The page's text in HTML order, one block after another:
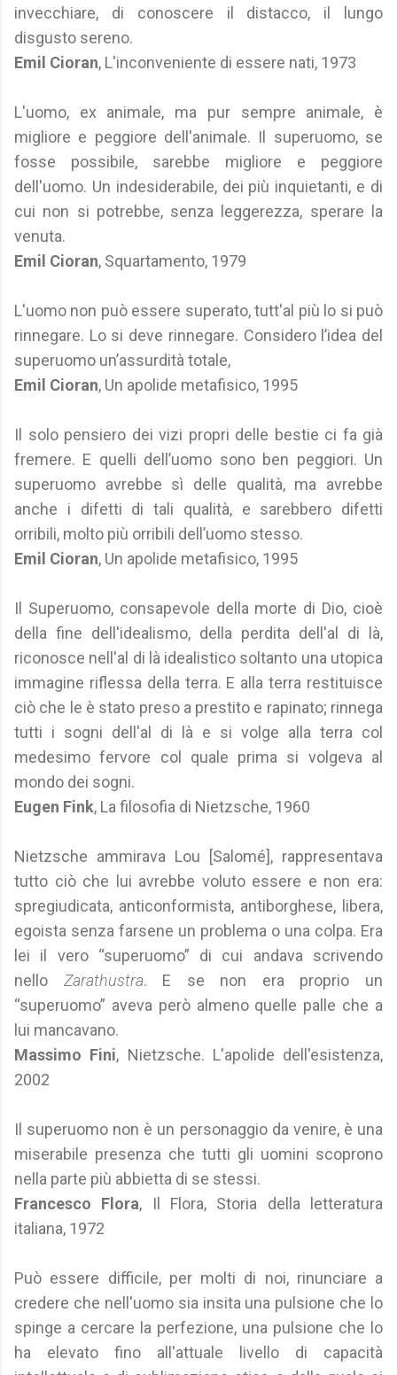
invecchiare, di conoscere il distacco, il lungo
disgusto sereno.
Emil Cioran, L'inconveniente di essere nati, 1973
L'uomo, ex animale, ma pur sempre animale, è
migliore e peggiore dell'animale. Il superuomo, se
fosse possibile, sarebbe migliore e peggiore
dell'uomo. Un indesiderabile, dei più inquietanti, e di
cui non si potrebbe, senza leggerezza, sperare la
venuta.
Emil Cioran, Squartamento, 1979
L'uomo non può essere superato, tutt'al più lo si può
rinnegare. Lo si deve rinnegare. Considero l’idea del
superuomo un’assurdità totale,
Emil Cioran, Un apolide metafisico, 1995
Il solo pensiero dei vizi propri delle bestie ci fa già
fremere. E quelli dell’uomo sono ben peggiori. Un
superuomo avrebbe sì delle qualità, ma avrebbe
anche i difetti di tali qualità, e sarebbero difetti
orribili, molto più orribili dell’uomo stesso.
Emil Cioran, Un apolide metafisico, 1995
Il Superuomo, consapevole della morte di Dio, cioè
della fine dell'idealismo, della perdita dell'al di là,
riconosce nell'al di là idealistico soltanto una utopica
immagine riflessa della terra. E alla terra restituisce
ciò che le è stato preso a prestito e rapinato; rinnega
tutti i sogni dell'al di là e si volge alla terra col
medesimo fervore col quale prima si volgeva al
mondo dei sogni.
Eugen Fink, La filosofia di Nietzsche, 1960
Nietzsche ammirava Lou [Salomé], rappresentava
tutto ciò che lui avrebbe voluto essere e non era:
spregiudicata, anticonformista, antiborghese, libera,
egoista senza farsene un problema o una colpa. Era
lei il vero “superuomo” di cui andava scrivendo
nello Zarathustra. E se non era proprio un
“superuomo” aveva però almeno quelle palle che a
lui mancavano.
Massimo Fini, Nietzsche. L'apolide dell'esistenza,
2002
Il superuomo non è un personaggio da venire, è una
miserabile presenza che tutti gli uomini scoprono
nella parte più abbietta di se stessi.
Francesco Flora, Il Flora, Storia della letteratura
italiana, 1972
Può essere difficile, per molti di noi, rinunciare a
credere che nell'uomo sia insita una pulsione che lo
spinge a cercare la perfezione, una pulsione che lo
ha elevato fino all'attuale livello di capacità